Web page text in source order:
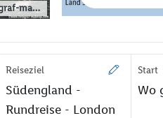
makeup.com
Reiseziel
Südengland -
Rundreise - London
Start
Wo